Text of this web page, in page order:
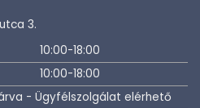
3.
10:00-18:00
10:00-18:00
- Ügyfélszolgálat elérhető